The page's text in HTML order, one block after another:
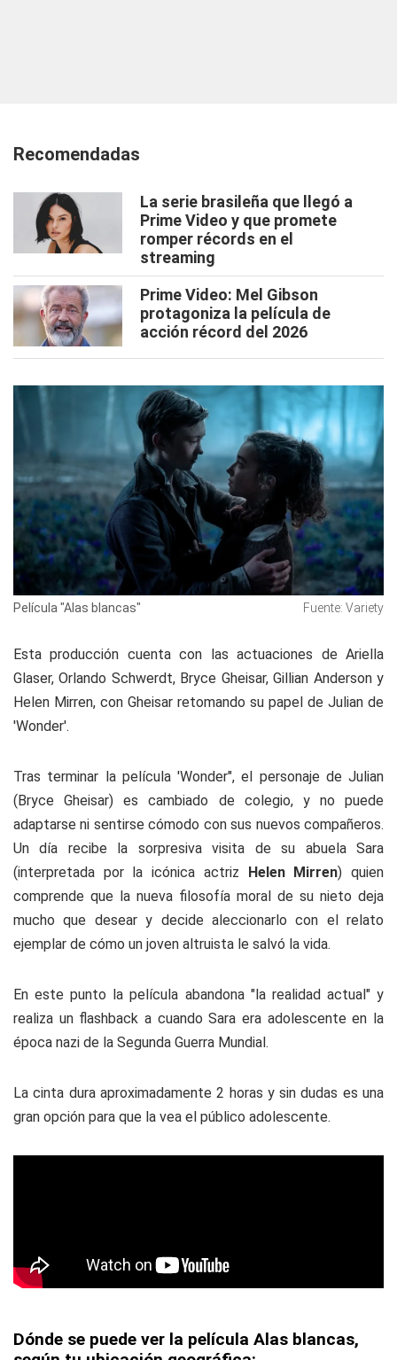
Recomendadas
La serie brasileña que llegó a
Prime Video y que promete
romper récords en el
streaming
Prime Video: Mel Gibson
protagoniza la película de
acción récord del 2026
Película "Alas blancas" Fuente: Variety
Esta producción cuenta con las actuaciones de Ariella
Glaser, Orlando Schwerdt, Bryce Gheisar, Gillian Anderson y
Helen Mirren, con Gheisar retomando su papel de Julian de
'Wonder'.
Tras terminar la película 'Wonder", el personaje de Julian
(Bryce Gheisar) es cambiado de colegio, y no puede
adaptarse ni sentirse cómodo con sus nuevos compañeros.
Un día recibe la sorpresiva visita de su abuela Sara
(interpretada por la icónica actriz Helen Mirren) quien
comprende que la nueva filosofía moral de su nieto deja
mucho que desear y decide aleccionarlo con el relato
ejemplar de cómo un joven altruista le salvó la vida.
En este punto la película abandona "la realidad actual" y
realiza un flashback a cuando Sara era adolescente en la
época nazi de la Segunda Guerra Mundial.
La cinta dura aproximadamente 2 horas y sin dudas es una
gran opción para que la vea el público adolescente.
Dónde se puede ver la película Alas blancas,